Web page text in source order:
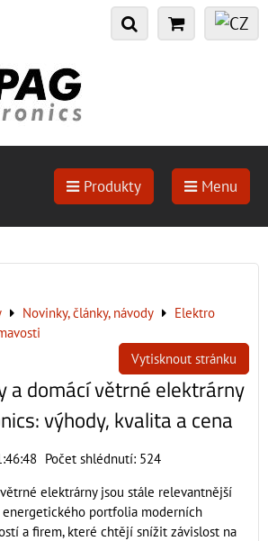
Produkty Menu
Novinky, články, návody
Elektro
Vytisknout stránku
a domácí větrné elektrárny
výhody, kvalita a cena
Počet shlédnutí: 524
elektrárny jsou stále relevantnější
energetického portfolia moderních
a firem, které chtějí snížit závislost na